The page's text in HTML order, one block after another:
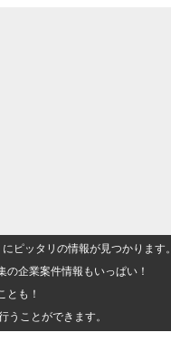
ピッタリの情報が見つかります。
企業案件情報もいっぱい！
とも！
ことができます。